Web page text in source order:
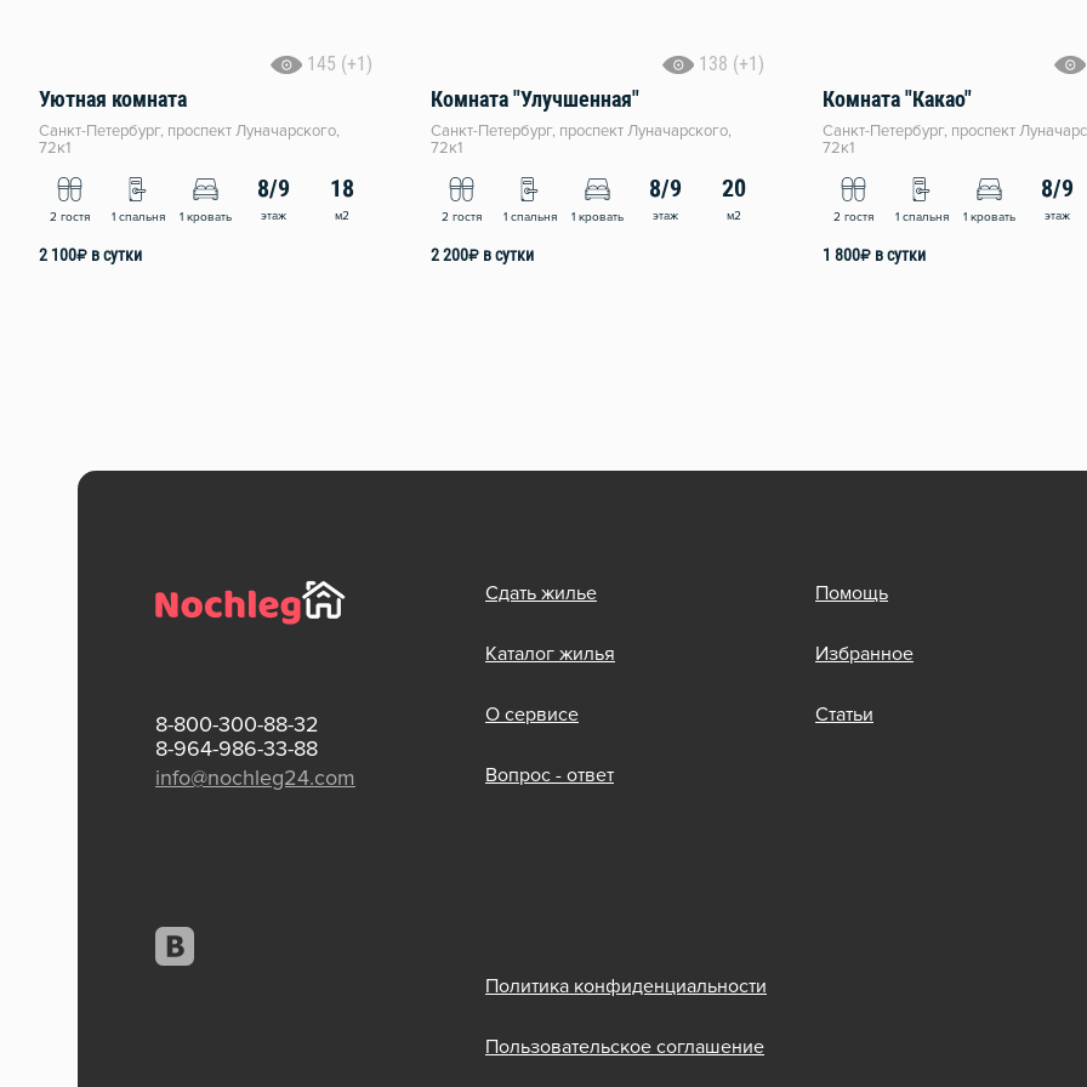
145 (+1)
Уютная комната
Санкт-Петербург, проспект Луначарского,
72к1
2 гостя 1 спальня 1 кровать
8/9
этаж
18
м2
2 100₽ в сутки
138 (+1)
Комната "Улучшенная"
Санкт-Петербург, проспект Луначарского,
72к1
2 гостя 1 спальня 1 кровать
8/9
этаж
20
м2
2 200₽ в сутки
Комната "Какао"
Санкт-Петербург, проспект
72к1
2 гостя 1 спальня 1 кровать
8/9
этаж
1 800₽ в сутки
8-800-300-88-32
8-964-986-33-88
info@nochleg24.com
Сдать жилье
Каталог жилья
О сервисе
Вопрос - ответ
Помощь
Избранное
Статьи
Политика конфиденциальности
Пользовательское соглашение